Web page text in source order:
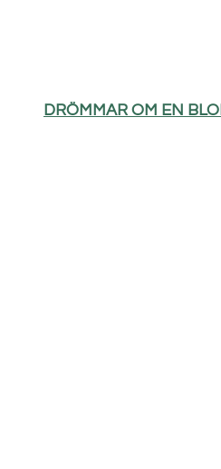
DRÖMMAR OM EN